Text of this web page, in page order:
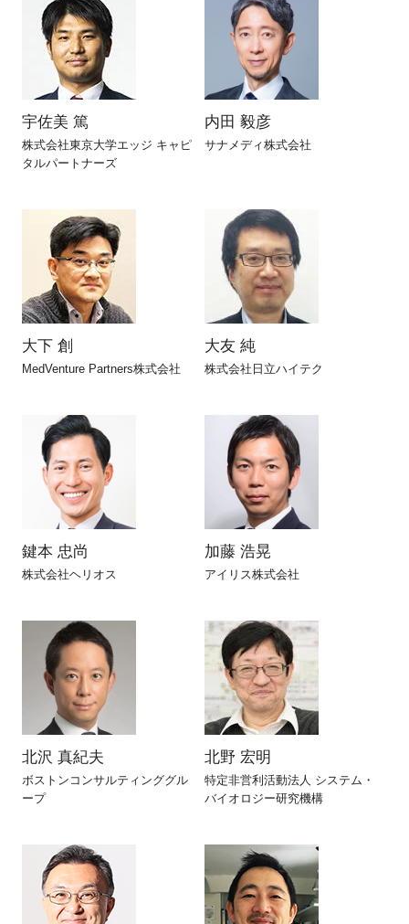
宇佐美 篤
株式会社東京大学エッジ キャピ
タルパートナーズ
内田 毅彦
サナメディ株式会社
大下 創
MedVenture Partners株式会社
大友 純
株式会社日立ハイテク
鍵本 忠尚
株式会社ヘリオス
加藤 浩晃
アイリス株式会社
北沢 真紀夫
ボストンコンサルティンググル
ープ
北野 宏明
特定非営利活動法人 システム・
バイオロジー研究機構